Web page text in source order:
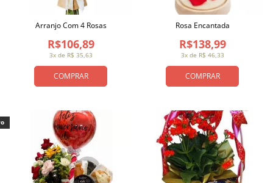
COMPRAR
3x de R$ 35,63
R$106,89
Arranjo Com 4 Rosas
COMPRAR
3x de R$ 46,33
R$138,99
Rosa Encantada